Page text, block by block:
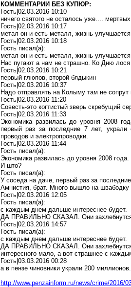
КОММЕНТАРИИ БЕЗ КУПЮР:
Гость|02.03.2016 10:10
ничего святого не осталось уже....
Гость|02.03.2016 10:17
метал он и есть металл, жизнь
Гость|02.03.2016 10:18
Гость писал(a):
метал он и есть металл, жизнь
Нас пугают а нам не страшно. Ко Дню лося
Гость|02.03.2016 10:21
первый-глюпов, второй-бядыкин
Гость|02.03.2016 10:37
Надо отправлять на Колыму там не сопрут
Гость|02.03.2016 11:20
Совесть-это когтистый зверь скребущий
Гость|02.03.2016 11:33
Экономика развилась до уровня 2008
первый раз запоследние 7 лет,
проводов и электропроводки.
Гость|02.03.2016 11:44
Гость писал(a):
Экономика развилась до уровня 2008
И што?
Гость писал(a):
У соседа на даче, первый раз за последние
Амнистия, брат. Много вышло на швабодку
Гость|02.03.2016 12:05
Гость писал(a):
с каждым днем дальше интереснее будет.
ДА ПРАВИЛЬНО СКАЗАЛ. Они захлебнутся
Гость|02.03.2016 14:57
Гость писал(a):
с каждым днем дальше интереснее будет.
ДА ПРАВИЛЬНО СКАЗАЛ. Они захлебнутся
интересного мало, а вот страшнее с
Гость|03.03.2016 00:28
а в пензе чиновники украли 200 миллионов.
http://www.penzainform.ru/news/crime/2016/